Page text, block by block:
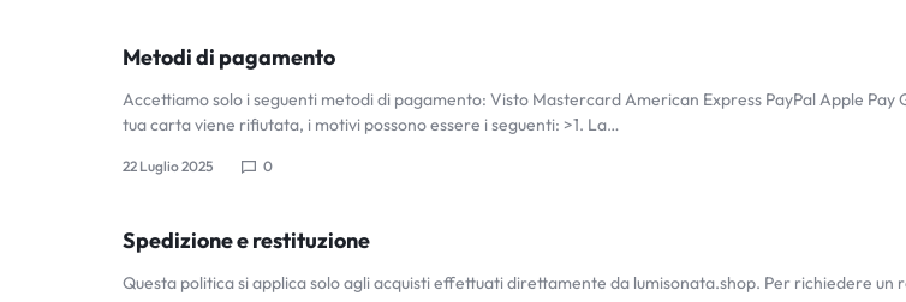
LED
LIGHT
TECHNOLOGY
WITH
FUTURISTIC
Metodi di pagamento
Accettiamo solo i seguenti metodi di pagamento: Visto Mastercard American Express PayPal Apple Pay
tua carta viene rifiutata, i motivi possono essere i seguenti: >1. La…
22 Luglio 2025 0
Spedizione e restituzione
Questa politica si applica solo agli acquisti effettuati direttamente da lumisonata.shop. Per richiedere un